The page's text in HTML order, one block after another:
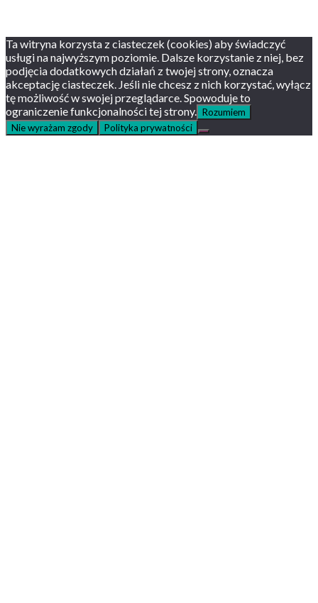
Ta witryna korzysta z ciasteczek (cookies) aby świadczyć
usługi na najwyższym poziomie. Dalsze korzystanie z niej, bez
podjęcia dodatkowych działań z twojej strony, oznacza
akceptację ciasteczek. Jeśli nie chcesz z nich korzystać, wyłącz
tę możliwość w swojej przeglądarce. Spowoduje to
ograniczenie funkcjonalności tej strony. Rozumiem
Nie wyrażam zgody
Polityka prywatności